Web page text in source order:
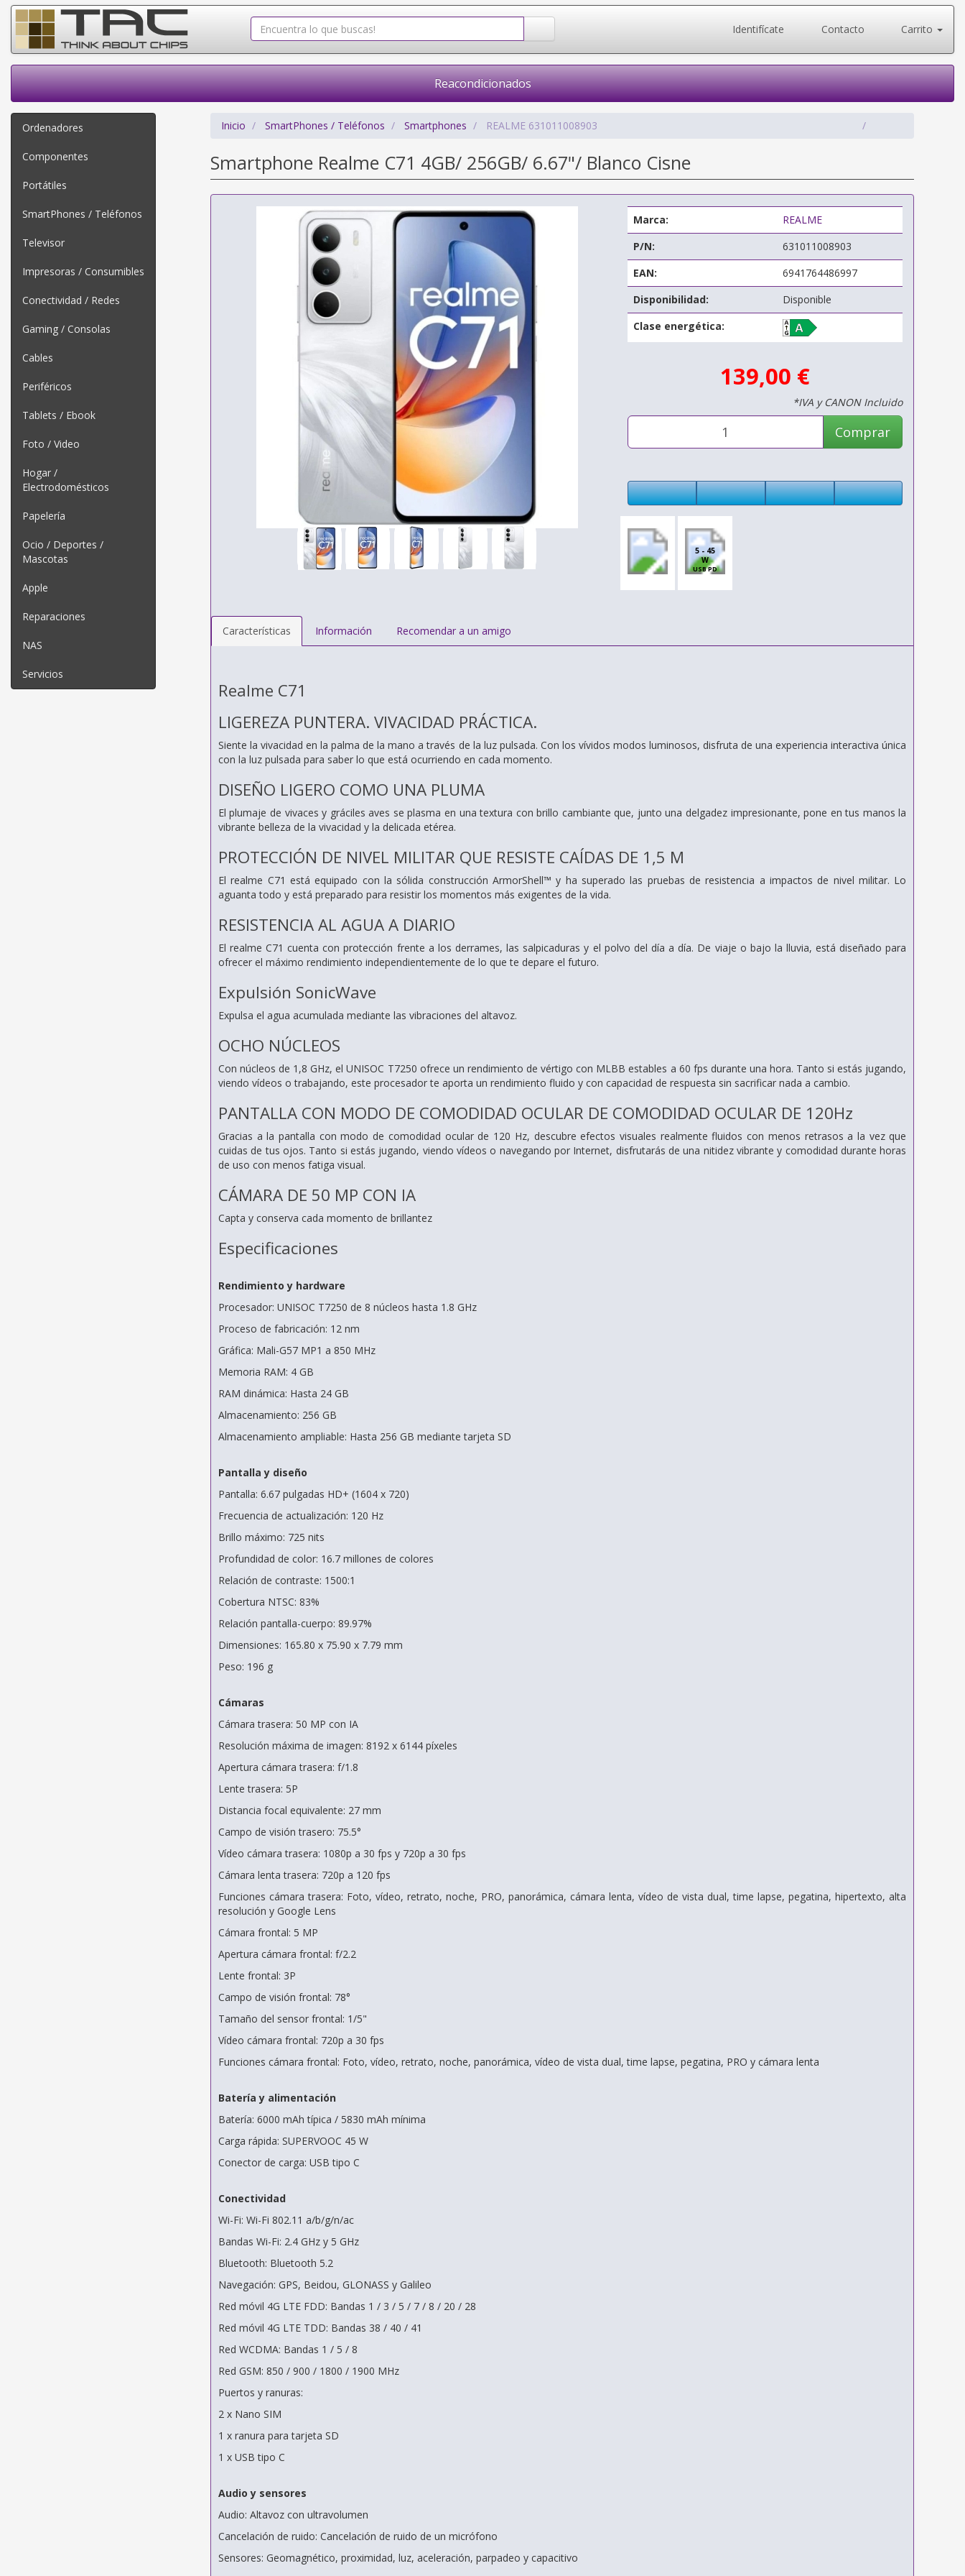
Identifícate Contacto Carrito
Reacondicionados
Ordenadores
Componentes
Portátiles
SmartPhones / Teléfonos
Televisor
Impresoras / Consumibles
Conectividad / Redes
Gaming / Consolas
Cables
Periféricos
Tablets / Ebook
Foto / Video
Hogar /
Electrodomésticos
Papelería
Ocio / Deportes /
Mascotas
Apple
Reparaciones
NAS
Servicios
Inicio SmartPhones / Teléfonos Smartphones REALME 631011008903
Smartphone Realme C71 4GB/ 256GB/ 6.67"/ Blanco Cisne
Marca:
REALME
P/N:
631011008903
EAN:
6941764486997
Disponibilidad:
Disponible
Clase energética:
139,00 €
*IVA y CANON Incluido
Comprar
5 - 45
W
USB PD
Características Información Recomendar a un amigo
Realme C71
LIGEREZA PUNTERA. VIVACIDAD PRÁCTICA.
Siente la vivacidad en la palma de la mano a través de la luz pulsada. Con los vívidos modos luminosos, disfruta de una experiencia interactiva única
con la luz pulsada para saber lo que está ocurriendo en cada momento.
DISEÑO LIGERO COMO UNA PLUMA
El plumaje de vivaces y gráciles aves se plasma en una textura con brillo cambiante que, junto una delgadez impresionante, pone en tus manos la
vibrante belleza de la vivacidad y la delicada etérea.
PROTECCIÓN DE NIVEL MILITAR QUE RESISTE CAÍDAS DE 1,5 M
El realme C71 está equipado con la sólida construcción ArmorShell™ y ha superado las pruebas de resistencia a impactos de nivel militar. Lo
aguanta todo y está preparado para resistir los momentos más exigentes de la vida.
RESISTENCIA AL AGUA A DIARIO
El realme C71 cuenta con protección frente a los derrames, las salpicaduras y el polvo del día a día. De viaje o bajo la lluvia, está diseñado para
ofrecer el máximo rendimiento independientemente de lo que te depare el futuro.
Expulsión SonicWave
Expulsa el agua acumulada mediante las vibraciones del altavoz.
OCHO NÚCLEOS
Con núcleos de 1,8 GHz, el UNISOC T7250 ofrece un rendimiento de vértigo con MLBB estables a 60 fps durante una hora. Tanto si estás jugando,
viendo vídeos o trabajando, este procesador te aporta un rendimiento fluido y con capacidad de respuesta sin sacrificar nada a cambio.
PANTALLA CON MODO DE COMODIDAD OCULAR DE COMODIDAD OCULAR DE 120Hz
Gracias a la pantalla con modo de comodidad ocular de 120 Hz, descubre efectos visuales realmente fluidos con menos retrasos a la vez que
cuidas de tus ojos. Tanto si estás jugando, viendo vídeos o navegando por Internet, disfrutarás de una nitidez vibrante y comodidad durante horas
de uso con menos fatiga visual.
CÁMARA DE 50 MP CON IA
Capta y conserva cada momento de brillantez
Especificaciones
Rendimiento y hardware
Procesador: UNISOC T7250 de 8 núcleos hasta 1.8 GHz
Proceso de fabricación: 12 nm
Gráfica: Mali-G57 MP1 a 850 MHz
Memoria RAM: 4 GB
RAM dinámica: Hasta 24 GB
Almacenamiento: 256 GB
Almacenamiento ampliable: Hasta 256 GB mediante tarjeta SD
Pantalla y diseño
Pantalla: 6.67 pulgadas HD+ (1604 x 720)
Frecuencia de actualización: 120 Hz
Brillo máximo: 725 nits
Profundidad de color: 16.7 millones de colores
Relación de contraste: 1500:1
Cobertura NTSC: 83%
Relación pantalla-cuerpo: 89.97%
Dimensiones: 165.80 x 75.90 x 7.79 mm
Peso: 196 g
Cámaras
Cámara trasera: 50 MP con IA
Resolución máxima de imagen: 8192 x 6144 píxeles
Apertura cámara trasera: f/1.8
Lente trasera: 5P
Distancia focal equivalente: 27 mm
Campo de visión trasero: 75.5°
Vídeo cámara trasera: 1080p a 30 fps y 720p a 30 fps
Cámara lenta trasera: 720p a 120 fps
Funciones cámara trasera: Foto, vídeo, retrato, noche, PRO, panorámica, cámara lenta, vídeo de vista dual, time lapse, pegatina, hipertexto, alta
resolución y Google Lens
Cámara frontal: 5 MP
Apertura cámara frontal: f/2.2
Lente frontal: 3P
Campo de visión frontal: 78°
Tamaño del sensor frontal: 1/5"
Vídeo cámara frontal: 720p a 30 fps
Funciones cámara frontal: Foto, vídeo, retrato, noche, panorámica, vídeo de vista dual, time lapse, pegatina, PRO y cámara lenta
Batería y alimentación
Batería: 6000 mAh típica / 5830 mAh mínima
Carga rápida: SUPERVOOC 45 W
Conector de carga: USB tipo C
Conectividad
Wi-Fi: Wi-Fi 802.11 a/b/g/n/ac
Bandas Wi-Fi: 2.4 GHz y 5 GHz
Bluetooth: Bluetooth 5.2
Navegación: GPS, Beidou, GLONASS y Galileo
Red móvil 4G LTE FDD: Bandas 1 / 3 / 5 / 7 / 8 / 20 / 28
Red móvil 4G LTE TDD: Bandas 38 / 40 / 41
Red WCDMA: Bandas 1 / 5 / 8
Red GSM: 850 / 900 / 1800 / 1900 MHz
Puertos y ranuras:
2 x Nano SIM
1 x ranura para tarjeta SD
1 x USB tipo C
Audio y sensores
Audio: Altavoz con ultravolumen
Cancelación de ruido: Cancelación de ruido de un micrófono
Sensores: Geomagnético, proximidad, luz, aceleración, parpadeo y capacitivo